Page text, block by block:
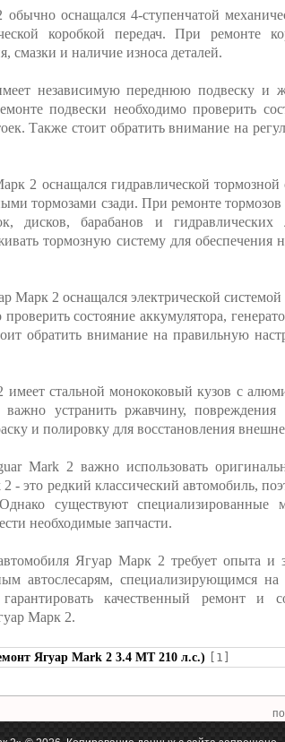
оснащался 4-ступенчатой
коробкой передач. При ремонте
смазки и наличие износа деталей.
независимую переднюю подвеску и
подвески необходимо проверить
Также стоит обратить внимание на
2 оснащался гидравлической
тормозами сзади. При ремонте
дисков, барабанов и
тормозную систему для обеспечения
Марк 2 оснащался электрической
состояние аккумулятора,
обратить внимание на правильную
стальной монококовый кузов с
устранить ржавчину,
и полировку для восстановления
Mark 2 важно использовать
2 - это редкий классический автомобиль,
существуют специализированные
необходимые запчасти.
Ягуар Марк 2 требует опыта и
автослесарям, специализирующимся на
качественный ремонт и
Марк 2.
Ягуар Mark 2 3.4 MT 210 л.с.) [1]